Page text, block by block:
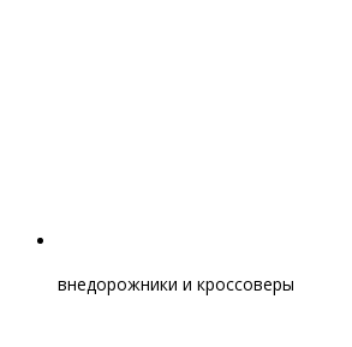
внедорожники и кроссоверы